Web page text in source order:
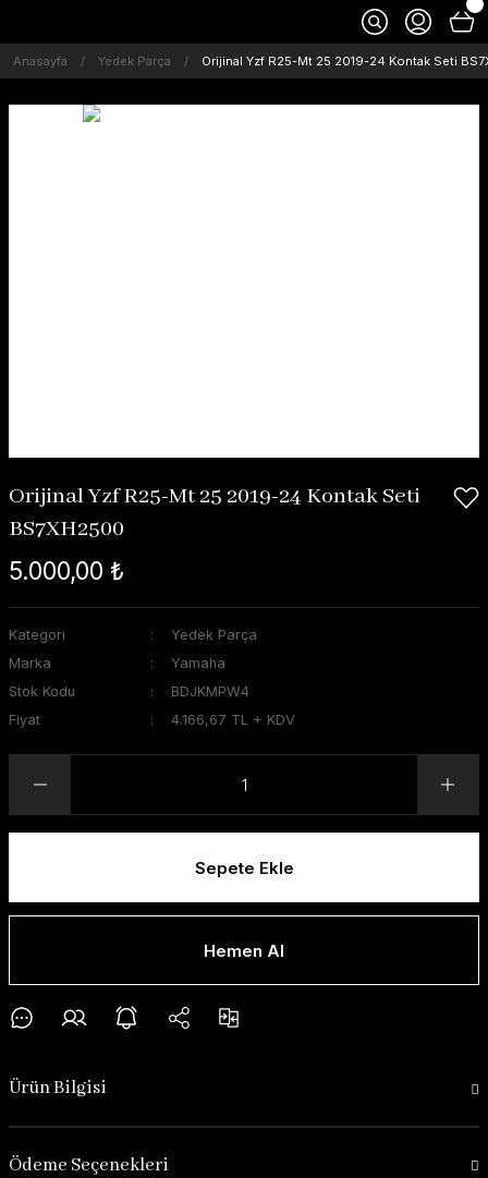
Anasayfa Yedek Parça Orijinal Yzf R25-Mt 25 2019-24 Kontak Seti
Orijinal Yzf R25-Mt 25 2019-24 Kontak Seti
BS7XH2500
5.000,00 ₺
Kategori
Yedek Parça
Marka
Yamaha
Stok Kodu
BDJKMPW4
Fiyat
4.166,67 TL + KDV
Sepete Ekle
Hemen Al
Ürün Bilgisi
Ödeme Seçenekleri